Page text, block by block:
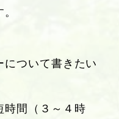
ついて書きたい
時間（３～４時